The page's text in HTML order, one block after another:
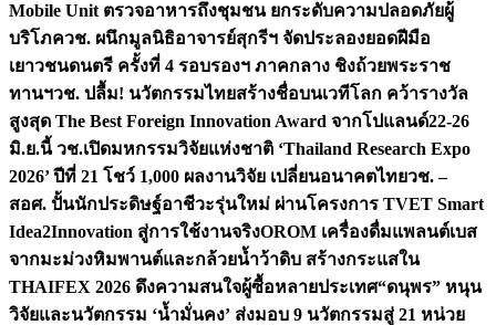
Mobile Unit ตรวจอาหารถึงชุมชน ยกระดับความปลอดภัยผู้
บริโภควช. ผนึกมูลนิธิอาจารย์สุกรีฯ จัดประลองยอดฝีมือ
เยาวชนดนตรี ครั้งที่ 4 รอบรองฯ ภาคกลาง ชิงถ้วยพระราช
ทานฯวช. ปลื้ม! นวัตกรรมไทยสร้างชื่อบนเวทีโลก คว้ารางวัล
สูงสุด The Best Foreign Innovation Award จากโปแลนด์22-26
มิ.ย.นี้ วช.เปิดมหกรรมวิจัยแห่งชาติ ‘Thailand Research Expo
2026’ ปีที่ 21 โชว์ 1,000 ผลงานวิจัย เปลี่ยนอนาคตไทยวช. –
สอศ. ปั้นนักประดิษฐ์อาชีวะรุ่นใหม่ ผ่านโครงการ TVET Smart
Idea2Innovation สู่การใช้งานจริงOROM เครื่องดื่มแพลนต์เบส
จากมะม่วงหิมพานต์และกล้วยน้ำว้าดิบ สร้างกระแสใน
THAIFEX 2026 ดึงความสนใจผู้ซื้อหลายประเทศ“ดนุพร” หนุน
วิจัยและนวัตกรรม ‘น้ำมั่นคง’ ส่งมอบ 9 นวัตกรรมสู่ 21 หน่วย